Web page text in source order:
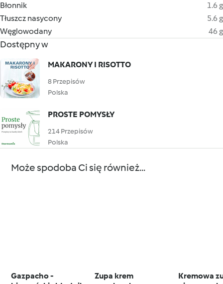
Błonnik
1.6 g
Tłuszcz nasycony
5.6 g
Węglowodany
46 g
Dostępny w
MAKARONY I RISOTTO
8 Przepisów
Polska
PROSTE POMYSŁY
214 Przepisów
Polska
Może spodoba Ci się również...
Gazpacho -
Zupa krem
Kremowa